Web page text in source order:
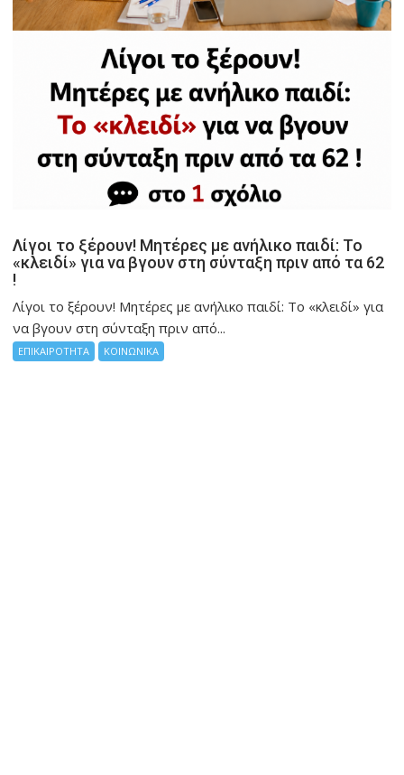
Λίγοι το ξέρουν! Μητέρες με ανήλικο παιδί: Το
«κλειδί» για να βγουν στη σύνταξη πριν από τα 62
!
Λίγοι το ξέρουν! Μητέρες με ανήλικο παιδί: Το «κλειδί» για
να βγουν στη σύνταξη πριν από...
ΕΠΙΚΑΙΡΟΤΗΤΑ ΚΟΙΝΩΝΙΚΑ